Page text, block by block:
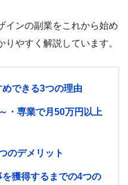
インの副業をこれから始め
やすく解説しています。
できる3つの理由
・専業で月50万円以上
のデメリット
獲得するまでの4つの